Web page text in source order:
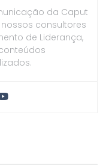
da Caput
consultores
de Liderança,